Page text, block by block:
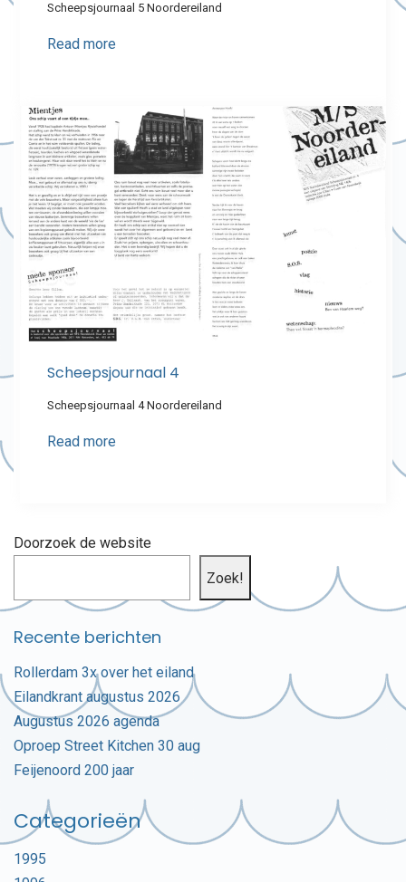
Scheepsjournaal 5 Noordereiland
Read more
Scheepsjournaal 4
Scheepsjournaal 4 Noordereiland
Read more
Doorzoek de website
Zoek!
Recente berichten
Rollerdam 3x over het eiland
Eilandkrant augustus 2026
Augustus 2026 agenda
Oproep Street Kitchen 30 aug
Feijenoord 200 jaar
Categorieën
1995